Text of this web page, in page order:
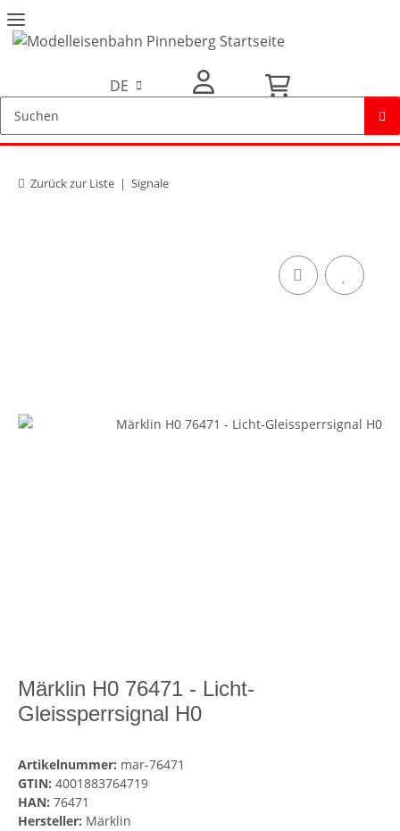
DE
Zurück zur Liste Signale
Märklin H0 76471 - Licht-
Gleissperrsignal H0
Artikelnummer: mar-76471
GTIN: 4001883764719
HAN: 76471
Hersteller: Märklin